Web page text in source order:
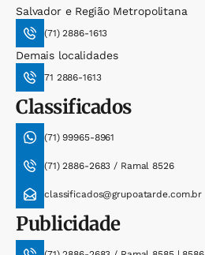
Salvador e Região Metropolitana
(71) 2886-1613
Demais localidades
71 2886-1613
Classificados
(71) 99965-8961
(71) 2886-2683 / Ramal 8526
classificados@grupoatarde.com.br
Publicidade